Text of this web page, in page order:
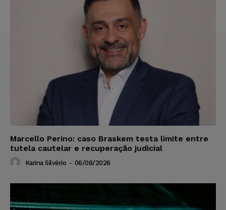
Marcello Perino: caso Braskem testa limite entre
tutela cautelar e recuperação judicial
Karina Silvério - 06/08/2026